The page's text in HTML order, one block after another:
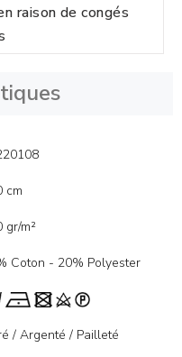
raison de congés
cm
gr/m²
Coton - 20% Polyester
/ Argenté / Pailleté